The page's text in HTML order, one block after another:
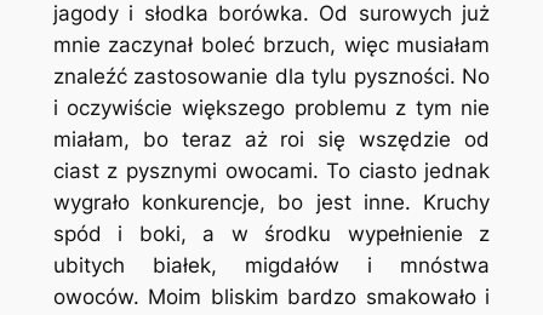
jagody i słodka borówka. Od surowych już
mnie zaczynał boleć brzuch, więc musiałam
znaleźć zastosowanie dla tylu pyszności. No
i oczywiście większego problemu z tym nie
miałam, bo teraz aż roi się wszędzie od
ciast z pysznymi owocami. To ciasto jednak
wygrało konkurencje, bo jest inne. Kruchy
spód i boki, a w środku wypełnienie z
ubitych białek, migdałów i mnóstwa
owoców. Moim bliskim bardzo smakowało i